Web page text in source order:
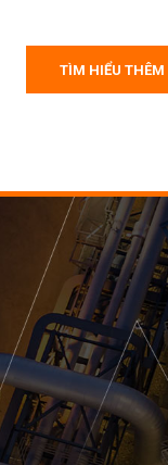
TÌM HIỂU THÊM